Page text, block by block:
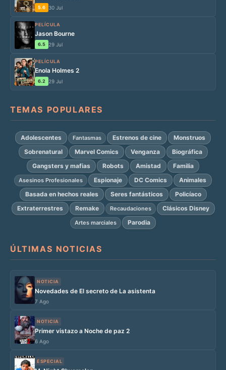
5.6 30 Jul
PELÍCULA
Jason Bourne
6.5 29 Jul
PELÍCULA
Enola Holmes 2
6.2 29 Jul
TEMAS POPULARES
Adolescentes Fantasmas Estrenos de cine
Monstruos
Sobrenatural
Marvel Comics Venganza
Biográfica
Gangsters y mafias
Robots Amistad Familia
Asesinos Profesionales Espionaje DC Comics
Animales
Basada en hechos reales
Seres fantásticos
Policíaco
Extraterrestres
Remake Recaudaciones Clásicos Disney
Artes marciales Parodia
ÚLTIMAS NOTICIAS
NOTICIA
Novedades de El secreto de La asistenta
7 Ago
NOTICIA
Primer vistazo a Noche de paz 2
6 Ago
ESPECIAL